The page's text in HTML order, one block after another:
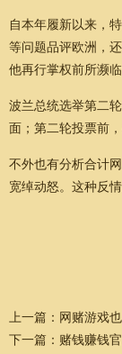
自本年履新以来，
等问题品评欧洲，
他再行掌权前所濒临
波兰总统选举第二
面；第二轮投票前
不外也有分析合计
宽绰动怒。这种反
上一篇： 网赌游戏
下一篇： 赌钱赚钱